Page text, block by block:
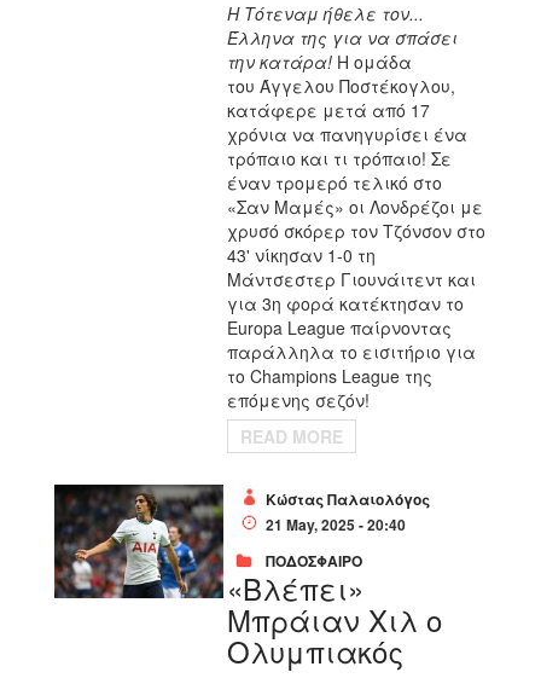
Η Τότεναμ ήθελε τον...
Έλληνα της για να σπάσει
την κατάρα! Η ομάδα
τουΆγγελου Ποστέκογλου,
κατάφερε μετά από 17
χρόνια να πανηγυρίσει ένα
τρόπαιο και τι τρόπαιο! Σε
έναν τρομερό τελικό στο
«Σαν Μαμές» οι Λονδρέζοι με
χρυσό σκόρερ τονΤζόνσον στο
43' νίκησαν 1-0 τη
Μάντσεστερ Γιουνάιτεντ και
για 3η φορά κατέκτησαν το
Europa League παίρνοντας
παράλληλα το εισιτήριο για
το Champions League της
επόμενης σεζόν!
READ MORE
Κώστας Παλαιολόγος
21 May, 2025 - 20:40
ΠΟΔΟΣΦΑΙΡΟ
«Βλέπει»
Μπράιαν Χιλ ο
Ολυμπιακός